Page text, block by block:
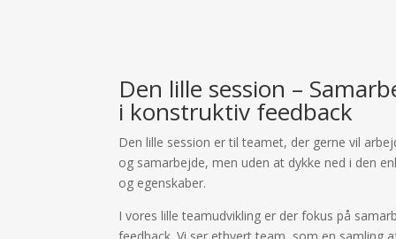
Den lille session –
i konstruktiv feedback
Den lille session er til teamet, der gerne vil
og samarbejde, men uden at dykke ned i den
og egenskaber.
I vores lille teamudvikling er der fokus på